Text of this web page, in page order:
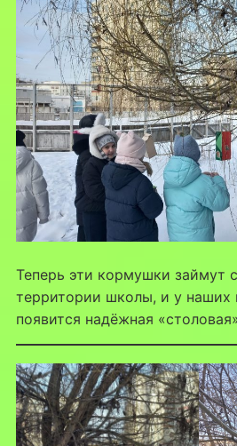
Теперь эти кормушки займут
территории школы, и у наших
появится надёжная